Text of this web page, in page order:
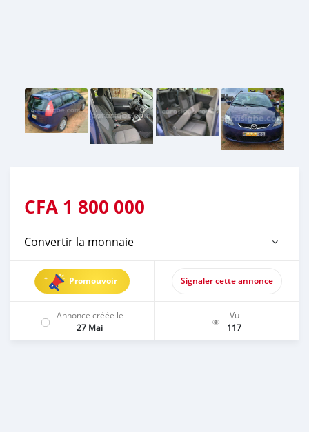
CFA 1 800 000
Convertir la monnaie
Promouvoir Signaler cette annonce
Annonce créée le
27 Mai
Vu
117